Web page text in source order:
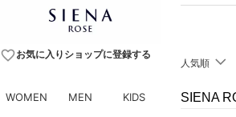
favorite_borderお気に入りショップに登録する
WOMEN MEN KIDS
人気順
SIENA